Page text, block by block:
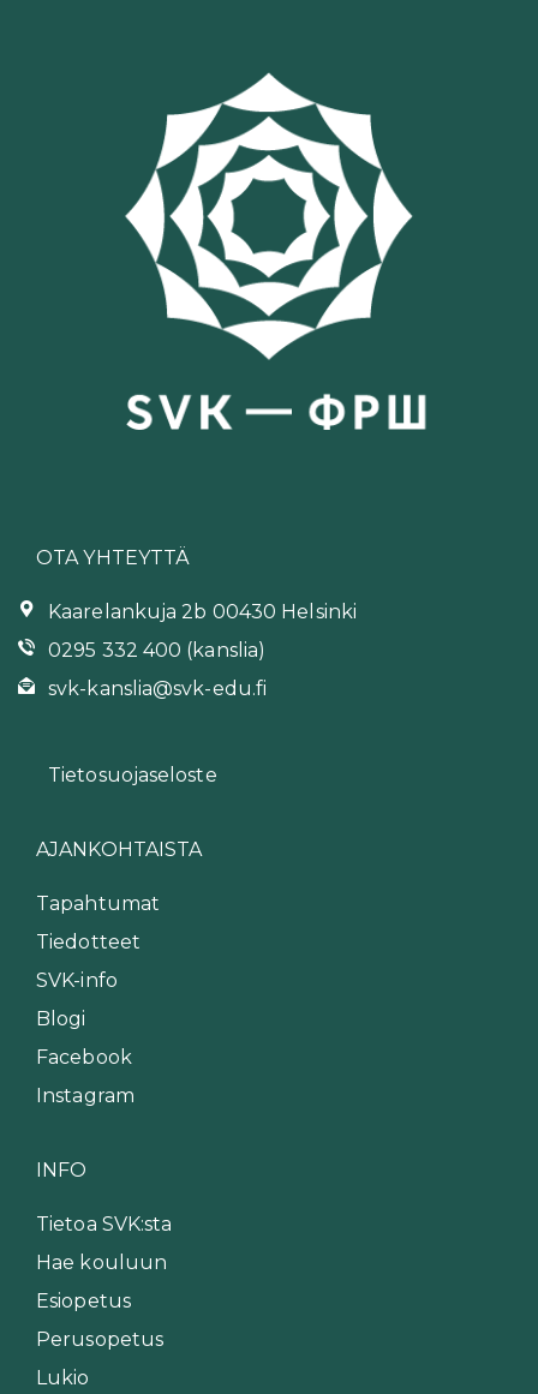
OTA YHTEYTTÄ
Kaarelankuja 2b 00430 Helsinki
0295 332 400 (kanslia)
svk-kanslia@svk-edu.fi
Tietosuojaseloste
AJANKOHTAISTA
Tapahtumat
Tiedotteet
SVK-info
Blogi
Facebook
Instagram
INFO
Tietoa SVK:sta
Hae kouluun
Esiopetus
Perusopetus
Lukio